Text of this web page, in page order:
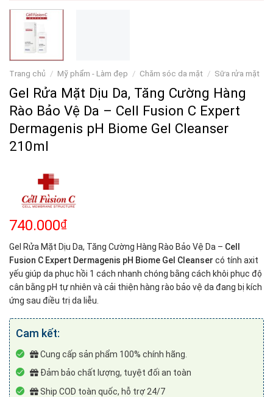
Trang chủ / Mỹ phẩm - Làm đẹp / Chăm sóc da mặt / Sữa rửa mặt
Gel Rửa Mặt Dịu Da, Tăng Cường Hàng
Rào Bảo Vệ Da – Cell Fusion C Expert
Dermagenis pH Biome Gel Cleanser
210ml
740.000₫
Gel Rửa Mặt Dịu Da, Tăng Cường Hàng Rào Bảo Vệ Da – Cell
Fusion C Expert Dermagenis pH Biome Gel Cleanser có tính axit
yếu giúp da phục hồi 1 cách nhanh chóng bằng cách khôi phục độ
cân bằng pH tự nhiên và cải thiện hàng rào bảo vệ da đang bị kích
ứng sau điều trị da liễu.
Cam kết:
Cung cấp sản phẩm 100% chính hãng.
Đảm bảo chất lượng, tuyệt đối an toàn
Ship COD toàn quốc, hỗ trợ 24/7